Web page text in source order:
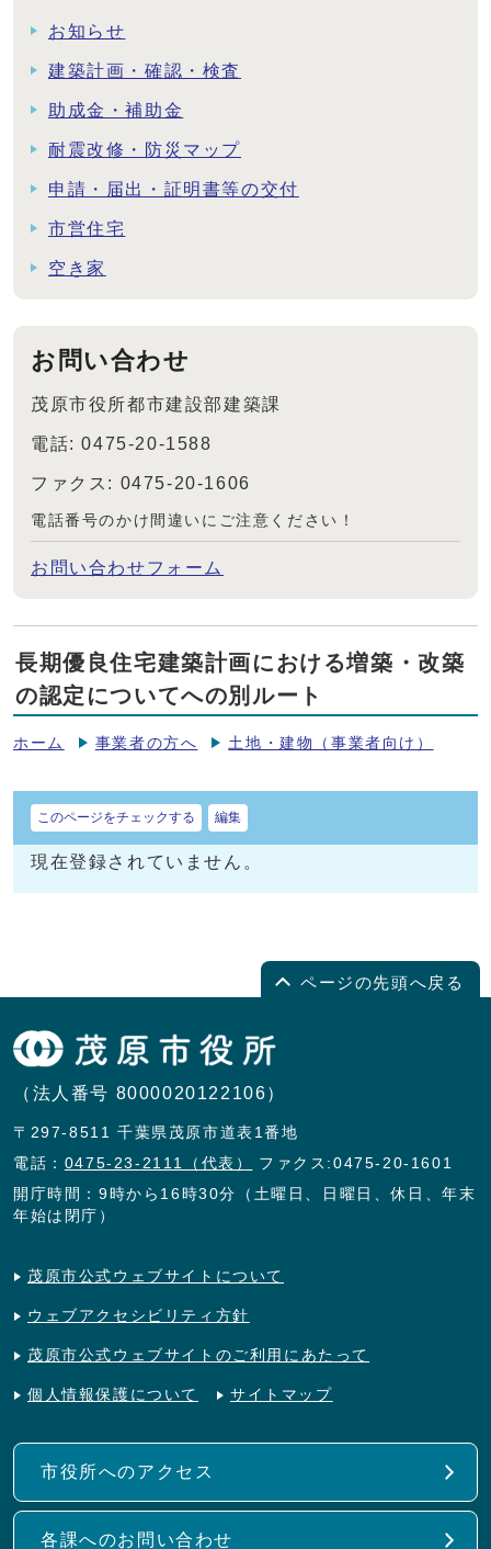
お知らせ
建築計画・確認・検査
助成金・補助金
耐震改修・防災マップ
申請・届出・証明書等の交付
市営住宅
空き家
お問い合わせ
茂原市役所都市建設部建築課
電話: 0475-20-1588
ファクス: 0475-20-1606
電話番号のかけ間違いにご注意ください！
お問い合わせフォーム
長期優良住宅建築計画における増築・改築
の認定についてへの別ルート
ホーム 事業者の方へ 土地・建物（事業者向け）
このページをチェックする 編集
現在登録されていません。
ページの先頭へ戻る
（法人番号 8000020122106）
〒297-8511 千葉県茂原市道表1番地
電話： 0475-23-2111（代表）
ファクス:0475-20-1601
開庁時間：9時から16時30分（土曜日、日曜日、休日、年末
年始は閉庁）
茂原市公式ウェブサイトについて
ウェブアクセシビリティ方針
茂原市公式ウェブサイトのご利用にあたって
個人情報保護について サイトマップ
市役所へのアクセス
各課へのお問い合わせ